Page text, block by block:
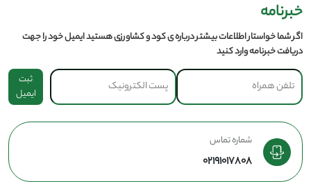
خبرنامه
اگر شما خواستار اطلاعات بیشتر درباره ی کود و کشاورزی هستید ایمیل خود را جهت
دریافت خبرنامه وارد کنید
ثبت
ایمیل
شماره تماس
02191017808